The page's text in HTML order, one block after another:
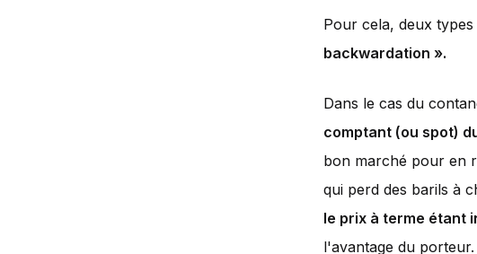
Pour cela, deux
backwardation ».
Dans le cas du
comptant (ou spot)
bon marché pour en
qui perd des barils à
le prix à terme étant
l'avantage du porteur.